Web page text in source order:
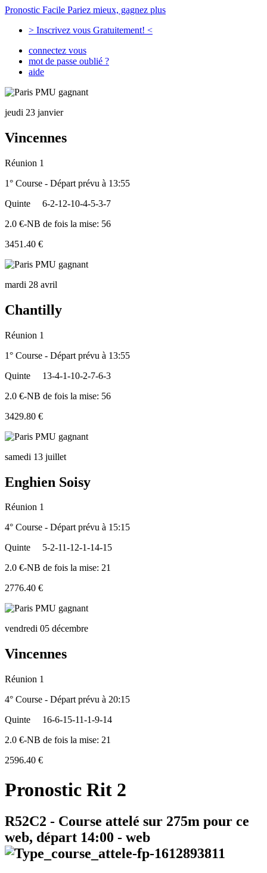
Pronostic Facile Pariez mieux, gagnez plus
> Inscrivez vous Gratuitement! <
connectez vous
mot de passe oublié ?
aide
jeudi 23 janvier
Vincennes
Réunion 1
1° Course - Départ prévu à 13:55
Quinte
6-2-12-10-4-5-3-7
2.0 €-NB de fois la mise: 56
3451.40 €
mardi 28 avril
Chantilly
Réunion 1
1° Course - Départ prévu à 13:55
Quinte
13-4-1-10-2-7-6-3
2.0 €-NB de fois la mise: 56
3429.80 €
samedi 13 juillet
Enghien Soisy
Réunion 1
4° Course - Départ prévu à 15:15
Quinte
5-2-11-12-1-14-15
2.0 €-NB de fois la mise: 21
2776.40 €
vendredi 05 décembre
Vincennes
Réunion 1
4° Course - Départ prévu à 20:15
Quinte
16-6-15-11-1-9-14
2.0 €-NB de fois la mise: 21
2596.40 €
Pronostic Rit 2
R52C2 - Course attelé sur 275m pour ce
web, départ 14:00 - web